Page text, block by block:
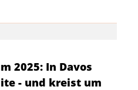
2025: In Davos
- und kreist um